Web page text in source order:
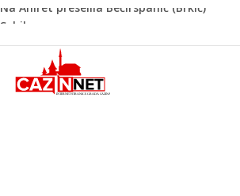
Sebile
Arapuša u znaku tradicije: Šesta
Maslenicijada okupila više od 20